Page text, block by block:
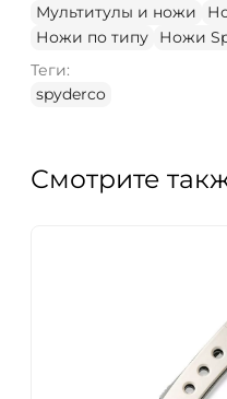
Мультитулы и ножи
Ножи по типу
Ножи
Теги:
spyderco
Смотрите